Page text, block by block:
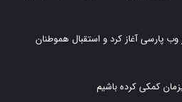
پارسی آغاز کرد و استقبال هموطنان
کمکی کرده باشیم